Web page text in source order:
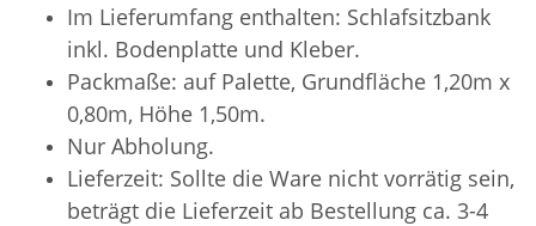
Im Lieferumfang enthalten: Schlafsitzbank
inkl. Bodenplatte und Kleber.
Packmaße: auf Palette, Grundfläche 1,20m x
0,80m, Höhe 1,50m.
Nur Abholung.
Lieferzeit: Sollte die Ware nicht vorrätig sein,
beträgt die Lieferzeit ab Bestellung ca. 3-4